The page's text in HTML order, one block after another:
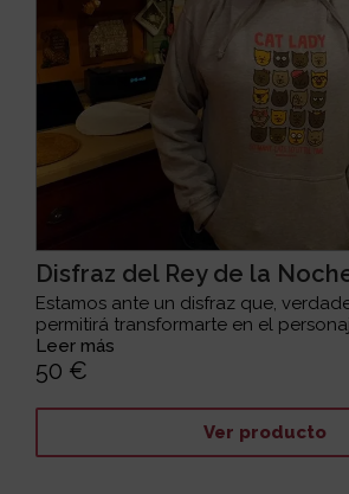
Disfraz del Rey de la
Estamos ante un disfraz que,
permitirá transformarte en el
Leer más
50 €
Ver producto